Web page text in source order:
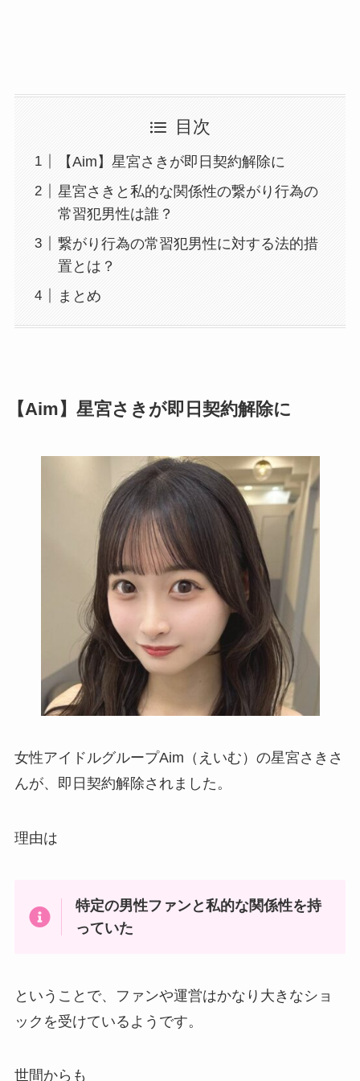
目次
【Aim】星宮さきが即日契約解除に
星宮さきと私的な関係性の繋がり行為の
常習犯男性は誰？
繋がり行為の常習犯男性に対する法的措
置とは？
まとめ
【Aim】星宮さきが即日契約解除に
女性アイドルグループAim（えいむ）の星宮さきさ
んが、即日契約解除されました。
理由は
特定の男性ファンと私的な関係性を持
っていた
ということで、ファンや運営はかなり大きなショ
ックを受けているようです。
世間からも